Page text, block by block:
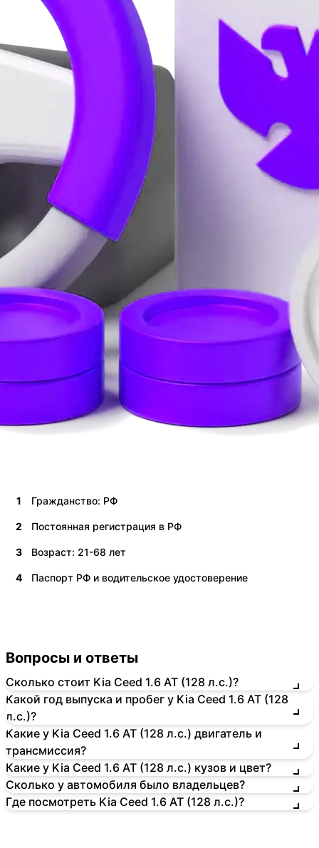
1 Гражданство: РФ
2 Постоянная регистрация в РФ
3 Возраст: 21-68 лет
4 Паспорт РФ и водительское удостоверение
Вопросы и ответы
Сколько стоит Kia Ceed 1.6 AT (128 л.с.)?
Какой год выпуска и пробег у Kia Ceed 1.6 AT (128
л.с.)?
Какие у Kia Ceed 1.6 AT (128 л.с.) двигатель и
трансмиссия?
Какие у Kia Ceed 1.6 AT (128 л.с.) кузов и цвет?
Сколько у автомобиля было владельцев?
Где посмотреть Kia Ceed 1.6 AT (128 л.с.)?